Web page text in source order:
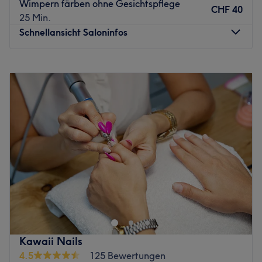
Wimpern färben ohne Gesichtspflege
25 Min.
CHF 40
Schnellansicht Saloninfos
Dienstag
–18:30
Mittwoch
08:00–
18:30
Donnerstag
Freitag
08:30–19:00
Samstag
08:00–17:00
Geschlossen
Erfahrung, Kreativität und mit Babor eine tolle
Produktpalette - Kosmetik Luzern City ist der Salon, wenn
es um pure Schönheit geht. Wer Lust auf seinen eigenen
Termin im Studio in der Winkelriedstrasse 11 hat, der
kann hier auf Treatwell bequem und einfach online
buchen!
Kawaii Nails
4.5 125 Bewertungen